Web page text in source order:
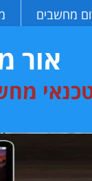
מחשבים
אור